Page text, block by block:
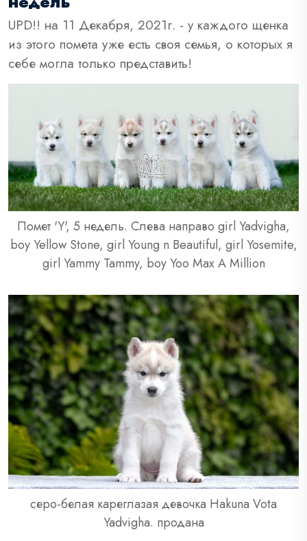
UPD!! на 11 Декабря, 2021г. - у каждого щенка
из этого помета уже есть своя семья, о которых я
себе могла только представить!
Помет 'Y', 5 недель. Слева направо girl Yadvigha,
boy Yellow Stone, girl Young n Beautiful, girl Yosemite,
girl Yammy Tammy, boy Yoo Max A Million
серо-белая кареглазая девочка Hakuna Vota
Yadvigha. продана